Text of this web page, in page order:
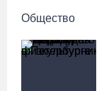
Общество